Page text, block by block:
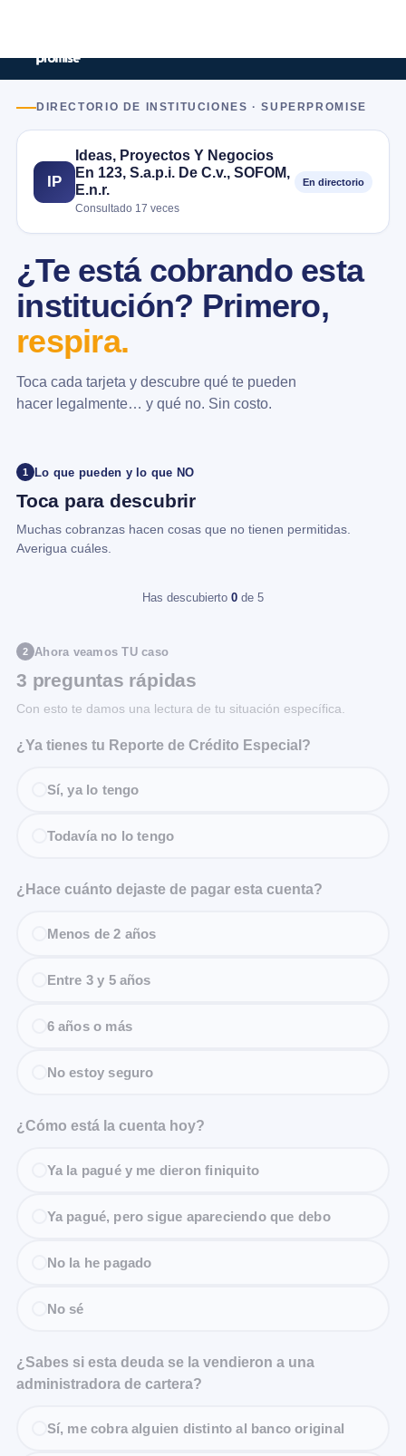
DIRECTORIO DE INSTITUCIONES · SUPERPROMISE
IP
Ideas, Proyectos Y Negocios
En 123, S.a.p.i. De C.v., SOFOM,
E.n.r.
Consultado 17 veces
En directorio
¿Te está cobrando esta
institución? Primero,
respira.
Toca cada tarjeta y descubre qué te pueden
hacer legalmente… y qué no. Sin costo.
1 Lo que pueden y lo que NO
Toca para descubrir
Muchas cobranzas hacen cosas que no tienen permitidas.
Averigua cuáles.
Has descubierto 0 de 5
2 Ahora veamos TU caso
3 preguntas rápidas
Con esto te damos una lectura de tu situación específica.
¿Ya tienes tu Reporte de Crédito Especial?
Sí, ya lo tengo
Todavía no lo tengo
¿Hace cuánto dejaste de pagar esta cuenta?
Menos de 2 años
Entre 3 y 5 años
6 años o más
No estoy seguro
¿Cómo está la cuenta hoy?
Ya la pagué y me dieron finiquito
Ya pagué, pero sigue apareciendo que debo
No la he pagado
No sé
¿Sabes si esta deuda se la vendieron a una
administradora de cartera?
Sí, me cobra alguien distinto al banco original